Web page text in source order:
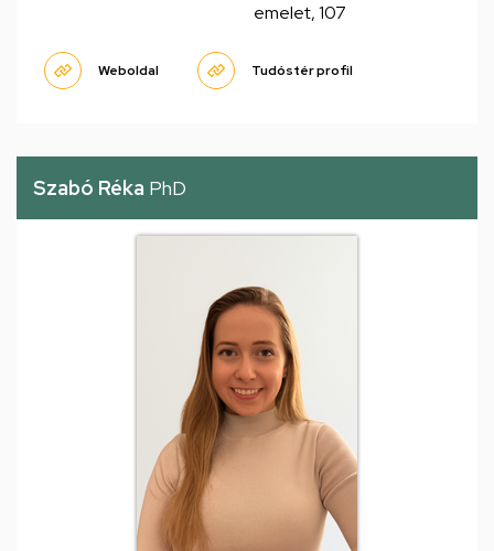
emelet, 107
Weboldal Tudóstér profil
Szabó Réka PhD